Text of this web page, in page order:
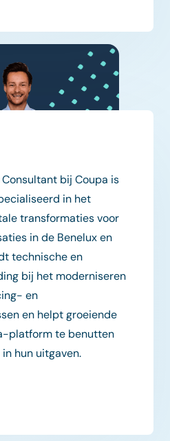
bij Coupa is
in het
transformaties voor
in de Benelux en
technische en
bij het moderniseren
en
en helpt groeiende
platform te benutten
hun uitgaven.